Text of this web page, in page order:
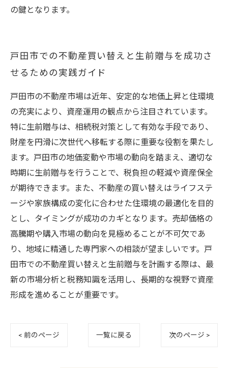
の鍵となります。
戸田市での不動産買い替えと生前贈与を成功さ
せるための実践ガイド
戸田市の不動産市場は近年、安定的な地価上昇と住環境
の充実により、資産運用の観点から注目されています。
特に生前贈与は、相続税対策として有効な手段であり、
財産を円滑に次世代へ移転する際に重要な役割を果たし
ます。戸田市の地価変動や市場の動向を踏まえ、適切な
時期に生前贈与を行うことで、税負担の軽減や資産保全
が期待できます。また、不動産の買い替えはライフステ
ージや家族構成の変化に合わせた住環境の最適化を目的
とし、タイミングが成功のカギとなります。売却価格の
高騰期や購入市場の動向を見極めることが不可欠であ
り、地域に精通した専門家への相談が望ましいです。戸
田市での不動産買い替えと生前贈与を計画する際は、最
新の市場分析と税務知識を活用し、長期的な視野で資産
形成を進めることが重要です。
< 前のページ 一覧に戻る 次のページ >